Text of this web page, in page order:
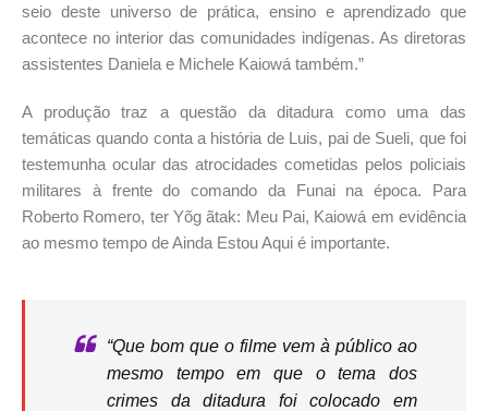
seio deste universo de prática, ensino e aprendizado que
acontece no interior das comunidades indígenas. As diretoras
assistentes Daniela e Michele Kaiowá também.”
A produção traz a questão da ditadura como uma das
temáticas quando conta a história de Luis, pai de Sueli, que foi
testemunha ocular das atrocidades cometidas pelos policiais
militares à frente do comando da Funai na época. Para
Roberto Romero, ter Yõg ãtak: Meu Pai, Kaiowá em evidência
ao mesmo tempo de Ainda Estou Aqui é importante.
“Que bom que o filme vem à público ao
mesmo tempo em que o tema dos
crimes da ditadura foi colocado em